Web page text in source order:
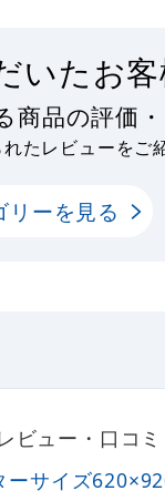
いたお
品の評価
たレビューをご
リーを見る
ビュー・口コミ
ーサイズ